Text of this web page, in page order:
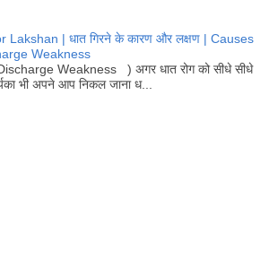
| धात गिरने के कारण और लक्षण | Causes
Weakness
Weakness ) अगर धात रोग को सीधे सीधे
भी अपने आप निकल जाना ध...